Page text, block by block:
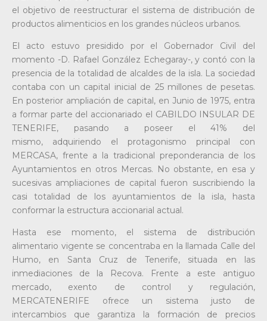
el objetivo de reestructurar el sistema de distribución de
productos alimenticios en los grandes núcleos urbanos.
El acto estuvo presidido por el Gobernador Civil del
momento -D. Rafael González Echegaray-, y contó con la
presencia de la totalidad de alcaldes de la isla. La sociedad
contaba con un capital inicial de 25 millones de pesetas.
En posterior ampliación de capital, en Junio de 1975, entra
a formar parte del accionariado el CABILDO INSULAR DE
TENERIFE, pasando a poseer el 41% del
mismo, adquiriendo el protagonismo principal con
MERCASA, frente a la tradicional preponderancia de los
Ayuntamientos en otros Mercas. No obstante, en esa y
sucesivas ampliaciones de capital fueron suscribiendo la
casi totalidad de los ayuntamientos de la isla, hasta
conformar la estructura accionarial actual.
Hasta ese momento, el sistema de distribución
alimentario vigente se concentraba en la llamada Calle del
Humo, en Santa Cruz de Tenerife, situada en las
inmediaciones de la Recova. Frente a este antiguo
mercado, exento de control y regulación,
MERCATENERIFE ofrece un sistema justo de
intercambios que garantiza la formación de precios